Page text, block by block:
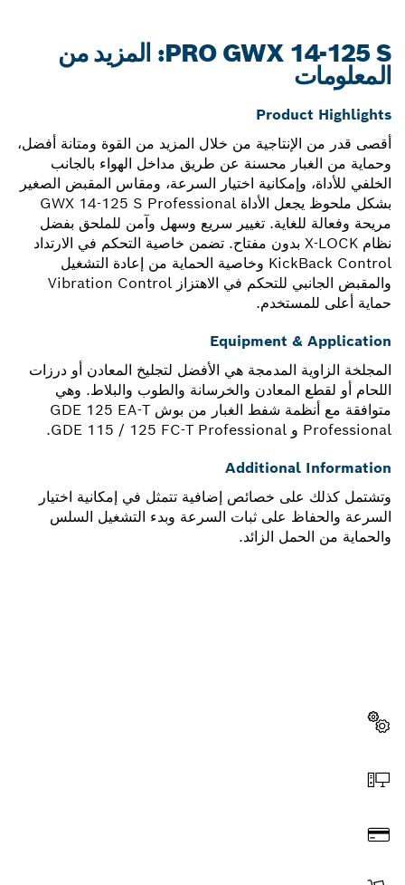
PRO GWX 14-125 S: المزيد من
المعلومات
Product Highlights
أقصى قدر من الإنتاجية من خلال المزيد من القوة ومتانة أفضل،
وحماية من الغبار محسنة عن طريق مداخل الهواء بالجانب
الخلفي للأداة، وإمكانية اختيار السرعة، ومقاس المقبض الصغير
بشكل ملحوظ يجعل الأداة GWX 14-125 S Professional
مريحة وفعالة للغاية. تغيير سريع وسهل وآمن للملحق بفضل
نظام X-LOCK بدون مفتاح. تضمن خاصية التحكم في الارتداد
KickBack Control وخاصية الحماية من إعادة التشغيل
والمقبض الجانبي للتحكم في الاهتزاز Vibration Control
حماية أعلى للمستخدم.
Equipment & Application
المجلخة الزاوية المدمجة هي الأفضل لتجليخ المعادن أو درزات
اللحام أو لقطع المعادن والخرسانة والطوب والبلاط. وهي
متوافقة مع أنظمة شفط الغبار من بوش GDE 125 EA-T
Professional و GDE 115 / 125 FC-T Professional.
Additional Information
وتشتمل كذلك على خصائص إضافية تتمثل في إمكانية اختيار
السرعة والحفاظ على ثبات السرعة وبدء التشغيل السلس
والحماية من الحمل الزائد.